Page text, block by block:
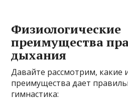
Физиологические
преимущества
дыхания
Давайте рассмотрим, какие
преимущества дает
гимнастика: